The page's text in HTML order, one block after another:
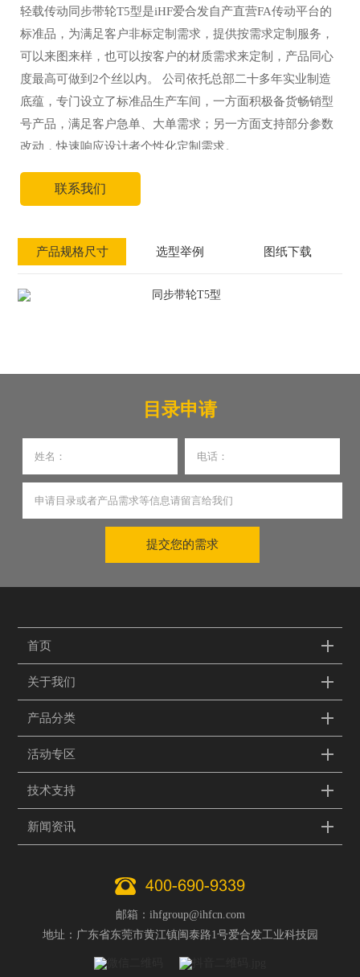
轻载传动同步带轮T5型是iHF爱合发自产直营FA传动平台的
标准品，为满足客户非标定制需求，提供按需求定制服务，
可以来图来样，也可以按客户的材质需求来定制，产品同心
度最高可做到2个丝以内。 公司依托总部二十多年实业制造
底蕴，专门设立了标准品生产车间，一方面积极备货畅销型
号产品，满足客户急单、大单需求；另一方面支持部分参数
改动，快速响应设计者个性化定制需求。
联系我们
产品规格尺寸 选型举例 图纸下载
目录申请
提交您的需求
首页
关于我们
产品分类
活动专区
技术支持
新闻资讯
400-690-9339
邮箱：ihfgroup@ihfcn.com
地址：广东省东莞市黄江镇闽泰路1号爱合发工业科技园